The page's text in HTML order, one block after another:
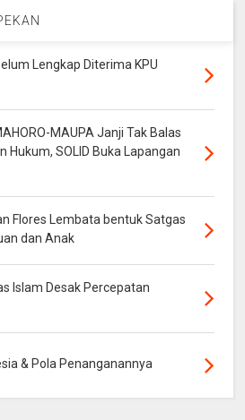
Lengkap Diterima KPU
MAUPA Janji Tak Balas
Hukum, SOLID Buka Lapangan
Flores Lembata bentuk Satgas
dan Anak
Islam Desak Percepatan
& Pola Penanganannya